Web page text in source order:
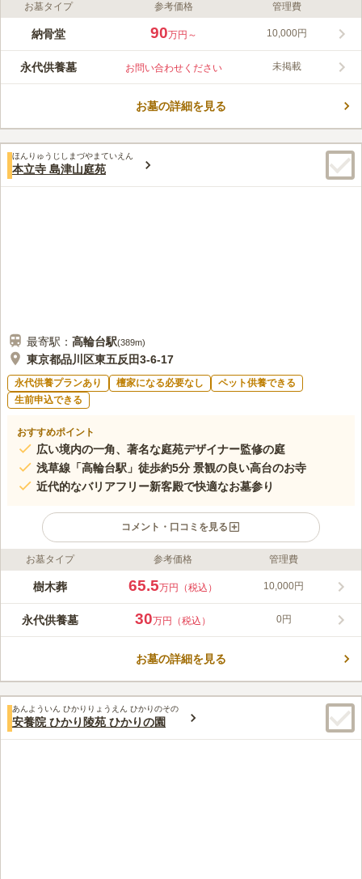
ライフドット編集部のコメント
本覚寺 大光普照殿は現代的な雰囲気が特徴的な寺院です。本覚
なのは目を惹きつけられるような装飾が施されていることです。
季節を鮮やかに表現した風光の間や、宇宙空間をモチーフにデザ
新しい墓地ですので、気持ちよくご利用できます。設備も充実し
この霊園はまだ誰からも評価されていません。
お墓タイプ 参考価格 管理費
納骨堂 90万円～ 10,000円
永代供養墓 お問い合わせください 未掲載
お墓の詳細を見る
ほんりゅうじしまづやまていえん
本立寺 島津山庭苑
最寄駅： 高輪台駅(389m)
東京都品川区東五反田3-6-17
永代供養プランあり 檀家になる必要なし
ペット供養できる
生前申込できる
おすすめポイント
広い境内の一角、著名な庭苑デザイナー監修の庭
浅草線「高輪台駅」徒歩約5分 景観の良い高台のお寺
近代的なバリアフリー新客殿で快適なお墓参り
コメント・口コミを見る
ライフドット編集部のコメント
都営浅草線「高輪台駅」とJR山手線・東急池上線「五反田駅」
あり、客殿からの眺め、庭苑ともに景観の良さが好評の樹木葬で
す。ご好評につき、現在第3期区画をご案内中です。一部の新宗
す。もちろん無宗教の方もご利用可能です。 ※お申込みからご
この霊園はまだ誰からも評価されていません。
お墓タイプ 参考価格 管理費
樹木葬 65.5万円（税込） 10,000円
永代供養墓 30万円（税込） 0円
お墓の詳細を見る
あんよういん ひかりりょうえん ひかりのその
安養院 ひかり陵苑 ひかりの園